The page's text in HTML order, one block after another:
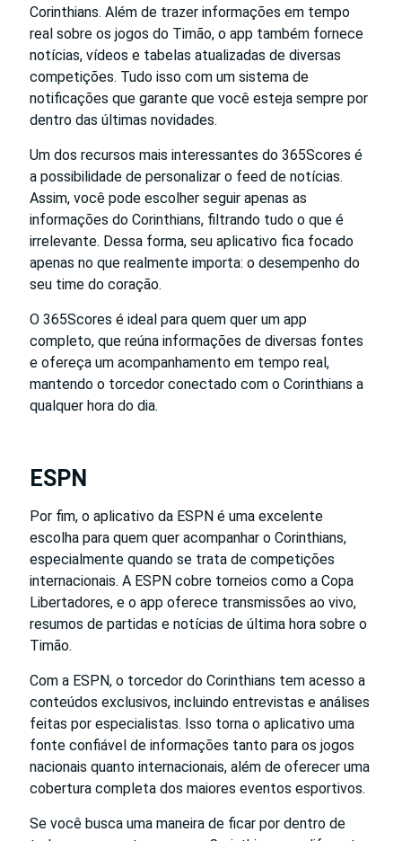
Corinthians. Além de trazer informações em tempo
real sobre os jogos do Timão, o app também fornece
notícias, vídeos e tabelas atualizadas de diversas
competições. Tudo isso com um sistema de
notificações que garante que você esteja sempre por
dentro das últimas novidades.
Um dos recursos mais interessantes do 365Scores é
a possibilidade de personalizar o feed de notícias.
Assim, você pode escolher seguir apenas as
informações do Corinthians, filtrando tudo o que é
irrelevante. Dessa forma, seu aplicativo fica focado
apenas no que realmente importa: o desempenho do
seu time do coração.
O 365Scores é ideal para quem quer um app
completo, que reúna informações de diversas fontes
e ofereça um acompanhamento em tempo real,
mantendo o torcedor conectado com o Corinthians a
qualquer hora do dia.
ESPN
Por fim, o aplicativo da ESPN é uma excelente
escolha para quem quer acompanhar o Corinthians,
especialmente quando se trata de competições
internacionais. A ESPN cobre torneios como a Copa
Libertadores, e o app oferece transmissões ao vivo,
resumos de partidas e notícias de última hora sobre o
Timão.
Com a ESPN, o torcedor do Corinthians tem acesso a
conteúdos exclusivos, incluindo entrevistas e análises
feitas por especialistas. Isso torna o aplicativo uma
fonte confiável de informações tanto para os jogos
nacionais quanto internacionais, além de oferecer uma
cobertura completa dos maiores eventos esportivos.
Se você busca uma maneira de ficar por dentro de